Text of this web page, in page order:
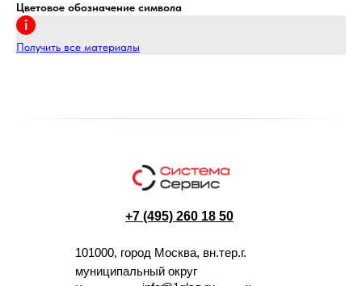
Цветовое обозначение символа
Получить все материалы
+7 (495) 260 18 50
101000, город Москва, вн.тер.г.
муниципальный округ